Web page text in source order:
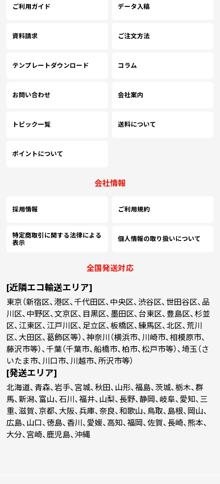
ご利用ガイド データ入稿
資料請求 ご注文方法
テンプレートダウンロード コラム
お問い合わせ 会社案内
トピック一覧 送料について
ポイントについて
会社情報
採用情報 ご利用規約
特定商取引に関する法律による
表示
個人情報の取り扱いについて
全国発送対応
[近隣エコ輸送エリア]
東京（新宿区、港区、千代田区、中央区、渋谷区、世田谷区、品
川区、中野区、文京区、目黒区、墨田区、台東区、豊島区、杉並
区、江東区、江戸川区、足立区、板橋区、練馬区、北区、荒川
区、大田区、葛飾区等）、神奈川（横浜市、川崎市、相模原市、
藤沢市等）、千葉（千葉市、船橋市、柏市、松戸市等）、埼玉（さ
いたま市、川口市、川越市、所沢市等）
[発送エリア]
北海道、青森、岩手、宮城、秋田、山形、福島、茨城、栃木、群
馬、新潟、富山、石川、福井、山梨、長野、静岡、岐阜、愛知、三
重、滋賀、京都、大阪、兵庫、奈良、和歌山、鳥取、島根、岡山、
広島、山口、徳島、香川、愛媛、高知、福岡、佐賀、長崎、熊本、
大分、宮崎、鹿児島、沖縄